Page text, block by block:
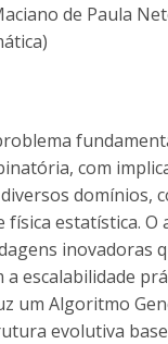
de Paula
com
domínios,
física estatística.
inovadoras
escalabilidade
um Algoritmo
evolutiva